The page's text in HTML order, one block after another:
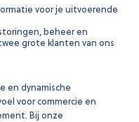
voor je uitvoerende
beheer en
grote klanten van ons
en dynamische
voor commercie en
Bij onze